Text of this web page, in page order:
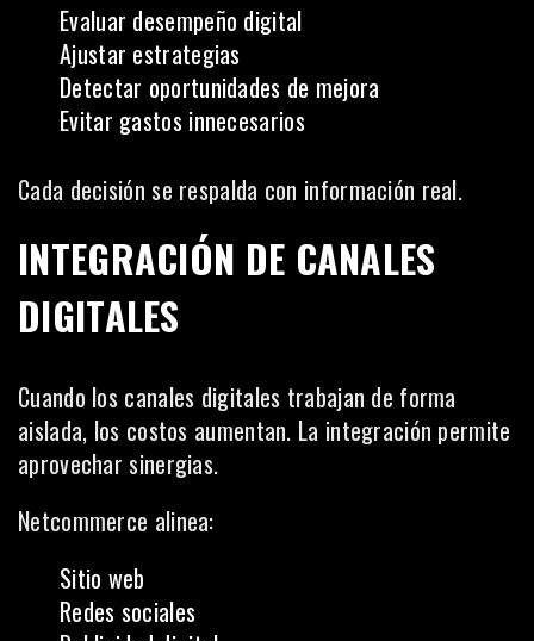
Evaluar desempeño digital
Ajustar estrategias
Detectar oportunidades de mejora
Evitar gastos innecesarios
Cada decisión se respalda con información real.
INTEGRACIÓN DE CANALES
DIGITALES
Cuando los canales digitales trabajan de forma
aislada, los costos aumentan. La integración permite
aprovechar sinergias.
Netcommerce alinea:
Sitio web
Redes sociales